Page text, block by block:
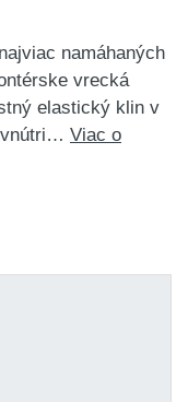
namáhaných
vrecká
elastický klin v
vnútri… Viac o